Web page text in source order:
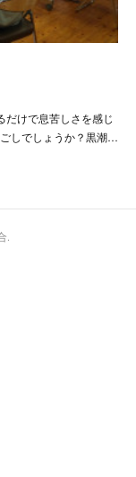
だけで息苦しさを感じ
しでしょうか？黒潮…
.